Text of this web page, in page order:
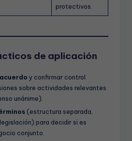
protectivos.
de aplicación
y confirmar control
sobre actividades relevantes
unánime).
(estructura separada,
para decidir si es
conjunto.